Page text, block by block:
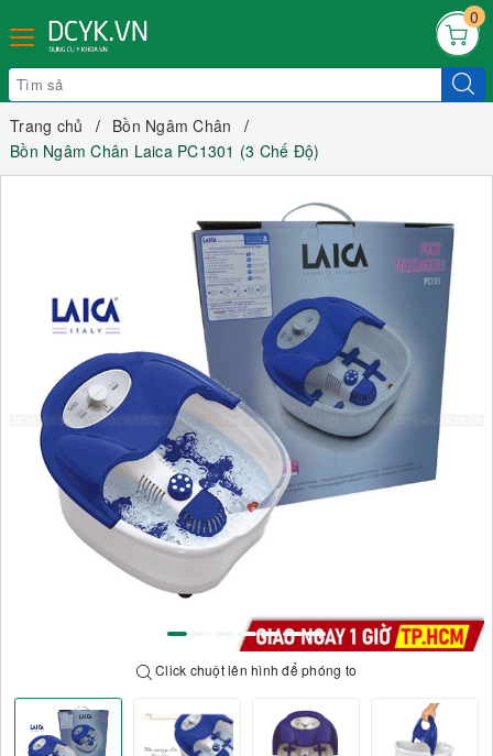
0
Trang chủ
Bồn Ngâm Chân
Bồn Ngâm Chân Laica PC1301 (3 Chế Độ)
Click chuột lên hình để phóng to